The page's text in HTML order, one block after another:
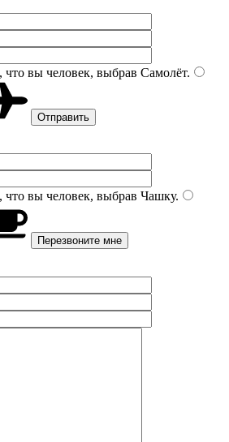
вы человек, выбрав Самолёт.
вы человек, выбрав Чашку.